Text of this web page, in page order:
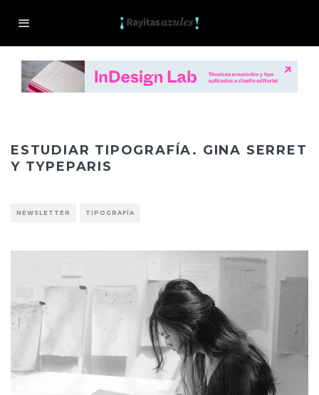
ESTUDIAR TIPOGRAFÍA. GINA SERRET
Y TYPEPARIS
NEWSLETTER TIPOGRAFÍA